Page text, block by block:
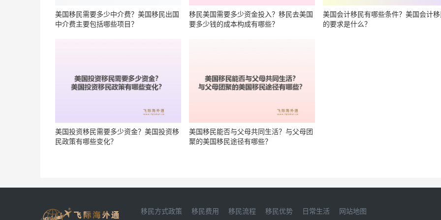
美国移民需要多少中介费？美国移民出国
中介费主要包括哪些项目？
移民美国需要多少资金投入？移民去美国
要多少钱的成本构成有哪些？
美国会计移民有哪些条件？美国会计
的要求是什么？
美国投资移民需要多少资金？美国投资移
民政策有哪些变化？
美国移民能否与父母共同生活？与父母团
聚的美国移民途径有哪些？
移民方式政策 移民费用 移民流程 移民优势 日常生活 网站地图